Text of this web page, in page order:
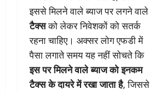
इससे मिलने वाले ब्याज पर लगने वाले
टैक्सको लेकर निवेशकों को सतर्क
रहना चाहिए। अक्सर लोग एफडी में
पैसा लगाते समय यह नहीं सोचते कि
इस पर मिलने वाले ब्याज को इनकम
टैक्स के दायरे में रखा जाता है, जिससे